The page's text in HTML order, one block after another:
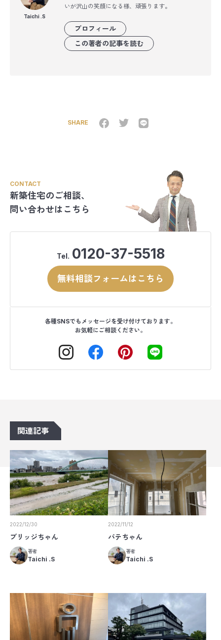
Taichi .S
いが沢山の笑顔になる様、頑張ります。
プロフィール
この著者の記事を読む
SHARE
CONTACT
新築住宅のご相談、
問い合わせはこちら
Tel. 0120-37-5518
無料相談フォームはこちら
各種SNSでもメッセージを受け付けております。
お気軽にご相談ください。
関連記事
2022/12/30
ブリッジちゃん
著者
Taichi .S
2022/11/12
パテちゃん
著者
Taichi .S